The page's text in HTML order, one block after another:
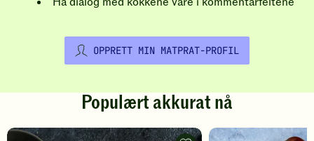
OPPRETT MIN MATPRAT-PROFIL
Populært akkurat nå